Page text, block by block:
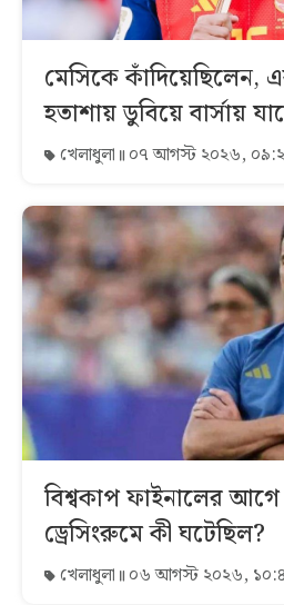
মেসিকে কাঁদিয়েছিলেন,
হতাশায় ডুবিয়ে বার্সায়
খেলাধুলা ০৭ আগস্ট ২০২৬,
বিশ্বকাপ ফাইনালের আগে
ড্রেসিংরুমে কী ঘটেছিল?
খেলাধুলা ০৬ আগস্ট ২০২৬,